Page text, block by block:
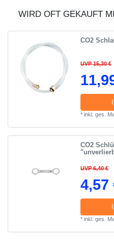
WIRD OFT GEKAUFT
CO2
UVP 15,30 €
*inkl. ges.
CO2
UVP 6,40 €
4,57
*inkl. ges.